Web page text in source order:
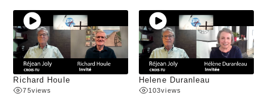
Richard Houle
75views
Helene Duranleau
103views